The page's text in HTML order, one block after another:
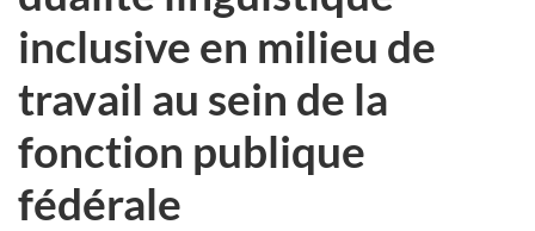
inclusive en milieu de
travail au sein de la
fonction publique
fédérale